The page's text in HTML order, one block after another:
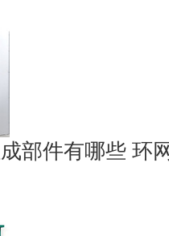
部件有哪些 环